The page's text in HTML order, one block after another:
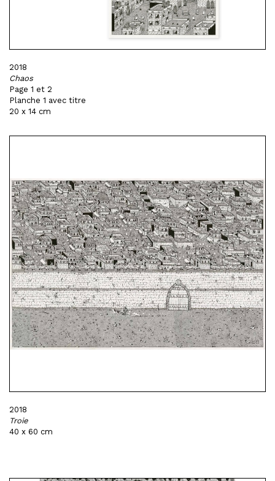
2018
Chaos
Page 1 et 2
Planche 1 avec titre
20 x 14 cm
2018
Troie
40 x 60 cm